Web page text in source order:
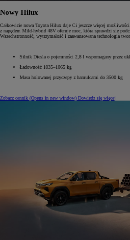
Nowy Hilux
Całkowicie nowa Toyota Hilux daje Ci jeszcze więcej
z napędem Mild-hybrid 48V oferuje moc, która sprawdzi się
Wszechstronność, wytrzymałość i zaawansowana technologia
Silnik Diesla o pojemności 2,8 l wspomagany przez
Ładowność 1035–1065 kg
Masa holowanej przyczepy z hamulcami do 3500 kg
Zobacz cennik (Opens in new window) Dowiedz się więcej